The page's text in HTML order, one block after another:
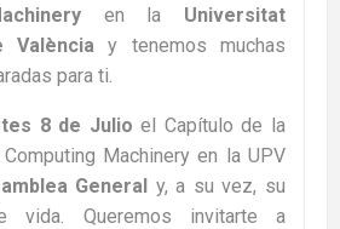
en la Universitat
València y tenemos muchas
para ti.
8 de Julio el Capítulo de la
Machinery en la UPV
General y, a su vez, su
vida. Queremos invitarte a